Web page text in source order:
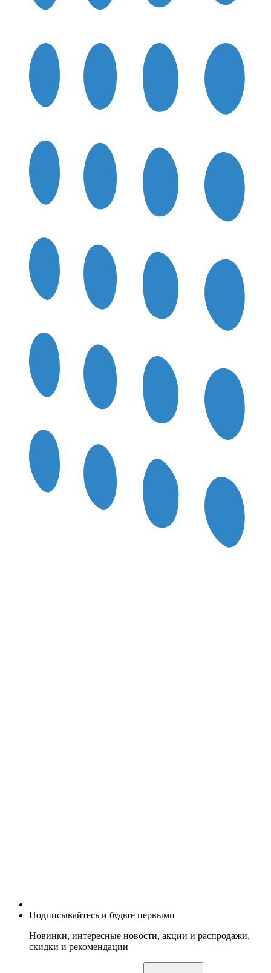
Подписывайтесь и будьте первыми
Новинки, интересные новости, акции и распродажи,
скидки и рекомендации